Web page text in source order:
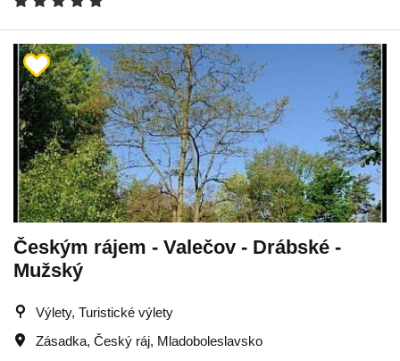
Českým rájem - Valečov - Drábské -
Mužský
Výlety, Turistické výlety
Zásadka, Český ráj, Mladoboleslavsko